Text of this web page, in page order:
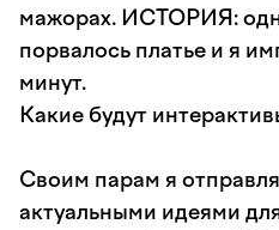
мажорах. ИСТОРИЯ:
порвалось платье и я
минут.
Какие будут
Своим парам я
актуальными идеями